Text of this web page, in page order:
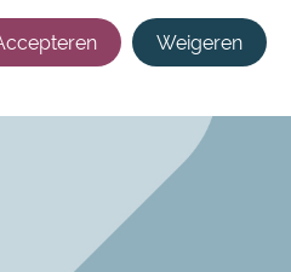
Inloggen
Weigeren